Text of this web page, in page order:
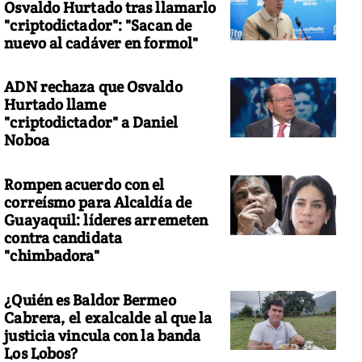
la edición 2015 de la
Osvaldo Hurtado tras llamarlo
"criptodictador": "Sacan de
nuevo al cadáver en formol"
ADN rechaza que Osvaldo
Hurtado llame
"criptodictador" a Daniel
Noboa
Rompen acuerdo con el
correísmo para Alcaldía de
Guayaquil: líderes arremeten
contra candidata
"chimbadora"
¿Quién es Baldor Bermeo
Cabrera, el exalcalde al que la
justicia vincula con la banda
Los Lobos?